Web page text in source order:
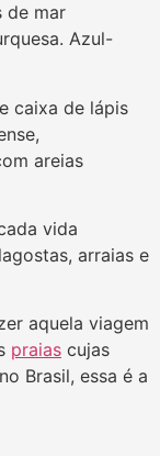
de mar
Azul-
caixa de lápis
areias
vida
arraias e
aquela viagem
praias cujas
Brasil, essa é a